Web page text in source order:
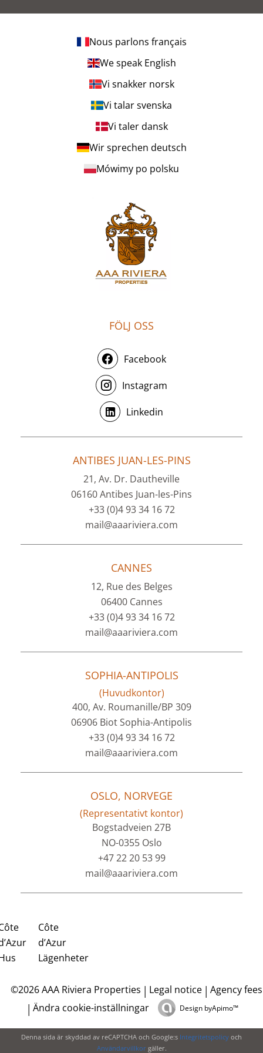
Nous parlons français
We speak English
Vi snakker norsk
Vi talar svenska
Vi taler dansk
Wir sprechen deutsch
Mówimy po polsku
FÖLJ OSS
Facebook
Instagram
Linkedin
ANTIBES JUAN-LES-PINS
21, Av. Dr. Dautheville
06160 Antibes Juan-les-Pins
+33 (0)4 93 34 16 72
mail@aaariviera.com
CANNES
12, Rue des Belges
06400 Cannes
+33 (0)4 93 34 16 72
mail@aaariviera.com
SOPHIA-ANTIPOLIS
(Huvudkontor)
400, Av. Roumanille/BP 309
06906 Biot Sophia-Antipolis
+33 (0)4 93 34 16 72
mail@aaariviera.com
OSLO, NORVEGE
(Representativt kontor)
Bogstadveien 27B
NO-0355 Oslo
+47 22 20 53 99
mail@aaariviera.com
Côte
d’Azur
Lägenheter
©2026 AAA Riviera Properties Legal notice
Agency fees
Ändra cookie-inställningar
Design byApimo™
Denna sida är skyddad av reCAPTCHA och Google:s Integritetspolicy och
Användarvillkorgäller.